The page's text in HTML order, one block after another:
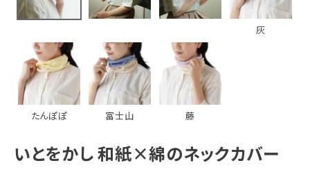
読み物
ログアウト
灰
たんぽぽ 富士山 藤
いとをかし 和紙×綿のネックカバー